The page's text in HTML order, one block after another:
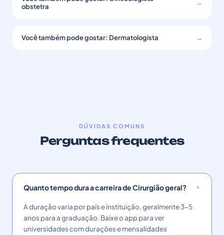
obstetra
→
Você também pode gostar: Dermatologista →
DÚVIDAS COMUNS
Perguntas frequentes
Quanto tempo dura a carreira de Cirurgião geral?
A duração varia por país e instituição, geralmente 3–5
anos para a graduação. Baixe o app para ver
universidades com durações e mensalidades